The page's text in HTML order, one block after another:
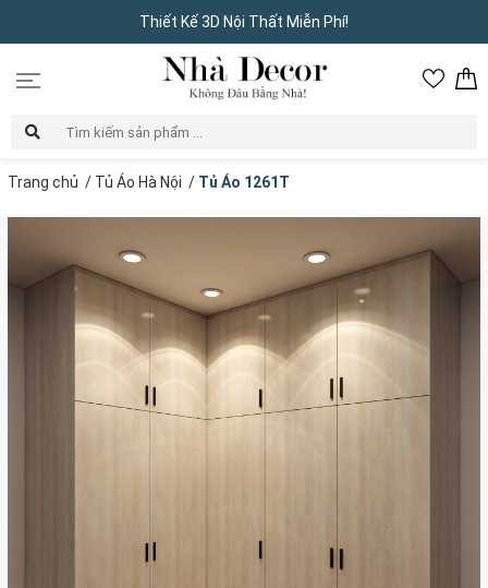
Thiết Kế 3D Nội Thất Miễn Phí!
Trang chủ / Tủ Áo Hà Nội / Tủ Áo 1261T